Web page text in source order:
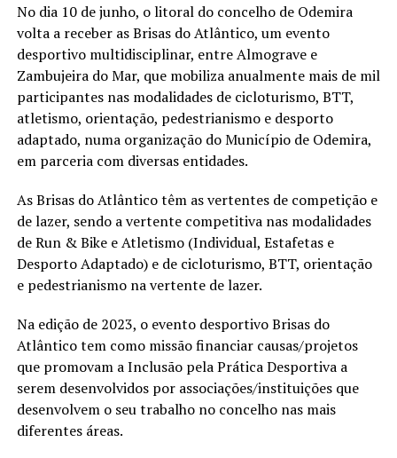
No dia 10 de junho, o litoral do concelho de Odemira
volta a receber as Brisas do Atlântico, um evento
desportivo multidisciplinar, entre Almograve e
Zambujeira do Mar, que mobiliza anualmente mais de mil
participantes nas modalidades de cicloturismo, BTT,
atletismo, orientação, pedestrianismo e desporto
adaptado, numa organização do Município de Odemira,
em parceria com diversas entidades.
As Brisas do Atlântico têm as vertentes de competição e
de lazer, sendo a vertente competitiva nas modalidades
de Run & Bike e Atletismo (Individual, Estafetas e
Desporto Adaptado) e de cicloturismo, BTT, orientação
e pedestrianismo na vertente de lazer.
Na edição de 2023, o evento desportivo Brisas do
Atlântico tem como missão financiar causas/projetos
que promovam a Inclusão pela Prática Desportiva a
serem desenvolvidos por associações/instituições que
desenvolvem o seu trabalho no concelho nas mais
diferentes áreas.